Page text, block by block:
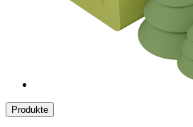
Produkte